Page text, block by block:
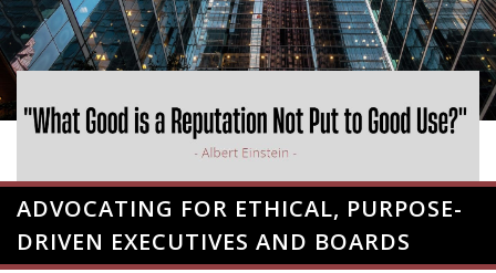
ADVOCATING FOR ETHICAL, PURPOSE-
DRIVEN EXECUTIVES AND BOARDS